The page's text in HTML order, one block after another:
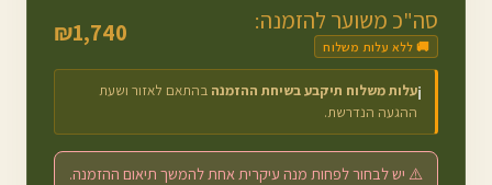
סה"כ משוער להזמנה:
🚚 ללא עלות משלוח ₪1,740
ℹ️עלות משלוח תיקבע בשיחת ההזמנה בהתאם לאזור ושעת
ההגעה הנדרשת.
⚠️ יש לבחור לפחות מנה עיקרית אחת להמשך תיאום ההזמנה.